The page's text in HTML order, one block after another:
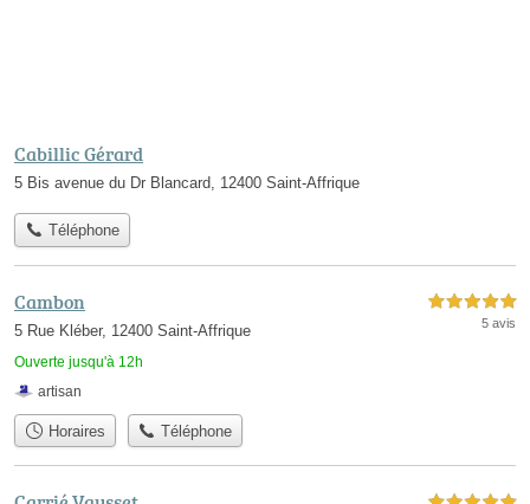
Cabillic Gérard
5 Bis avenue du Dr Blancard, 12400 Saint-Affrique
Téléphone
Cambon
5 Rue Kléber, 12400 Saint-Affrique
Ouverte jusqu'à 12h
5,0 étoiles sur 5
5 avis
artisan
Horaires Téléphone